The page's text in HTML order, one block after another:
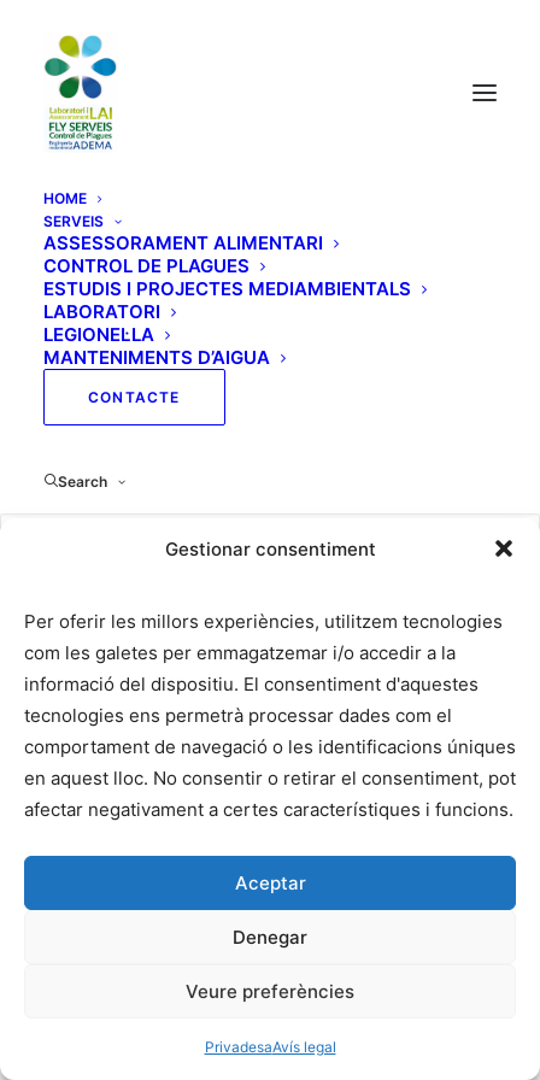
Gestionar consentiment
Per oferir les millors experiències, utilitzem tecnologies
com les galetes per emmagatzemar i/o accedir a la
informació del dispositiu. El consentiment d'aquestes
tecnologies ens permetrà processar dades com el
comportament de navegació o les identificacions úniques
en aquest lloc. No consentir o retirar el consentiment, pot
afectar negativament a certes característiques i funcions.
Aceptar
Denegar
Veure preferències
PrivadesaAvís legal
HOME
SERVEIS
ASSESSORAMENT ALIMENTARI
CONTROL DE PLAGUES
ESTUDIS I PROJECTES MEDIAMBIENTALS
LABORATORI
LEGIONEL·LA
MANTENIMENTS D’AIGUA
CONTACTE
Search
La cistella està buida.
Mi cuenta
Inicia una sessió
*Obligatori
Recorda'm
ENTRA
Heu perdut la vostra contrasenya?